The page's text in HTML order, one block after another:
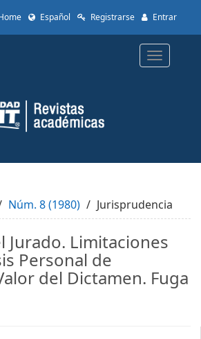
Español Registrarse Entrar
Toggle
Núm. 8 (1980) Jurisprudencia
Jurado. Limitaciones
Personal de
del Dictamen. Fuga